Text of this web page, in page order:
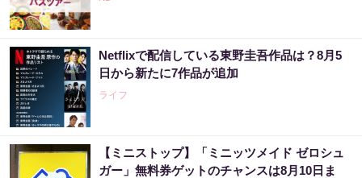
Netflixで配信している東野圭吾作品は？8月5
日から新たに7作品が追加
ライフ
【ミニストップ】「ミニッツメイド ゼロシュ
ガー」無料券ゲットのチャンスは8月10日ま